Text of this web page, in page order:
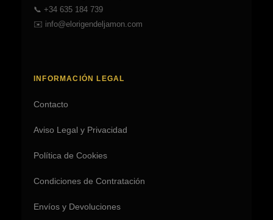
📞 +34 635 184 739
✉️ info@elorigendeljamon.com
INFORMACIÓN LEGAL
Contacto
Aviso Legal y Privacidad
Política de Cookies
Condiciones de Contratación
Envíos y Devoluciones